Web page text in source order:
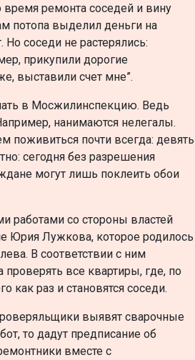
время ремонта соседей и вину
потопа выделил деньги на
Но соседи не растерялись:
прикупили дорогие
выставили счет мне”.
в Мосжилинспекцию. Ведь
нанимаются нелегалы.
поживиться почти всегда: девять
сегодня без разрешения
могут лишь поклеить обои
работами со стороны властей
Юрия Лужкова, которое родилось
В соответствии с ним
все квартиры, где, по
раз и становятся соседи.
выявят сварочные
то дадут предписание об
вместе с